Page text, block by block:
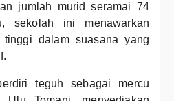
jumlah murid seramai 74
sekolah ini menawarkan
tinggi dalam suasana yang
teguh sebagai mercu